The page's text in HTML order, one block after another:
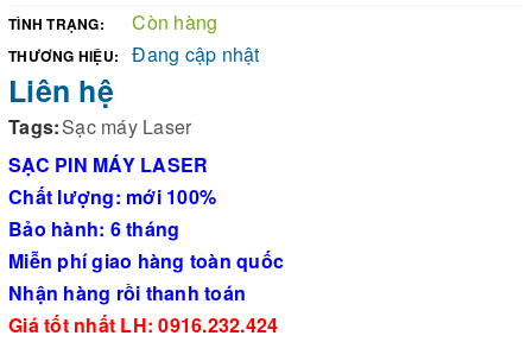
TÌNH TRẠNG: Còn hàng
THƯƠNG HIỆU: Đang cập nhật
Liên hệ
Tags:Sạc máy Laser
SẠC PIN MÁY LASER
Chất lượng: mới 100%
Bảo hành: 6 tháng
Miễn phí giao hàng toàn quốc
Nhận hàng rồi thanh toán
Giá tốt nhất LH: 0916.232.424